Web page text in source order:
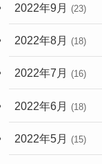
2022年9月 (23)
2022年8月 (18)
2022年7月 (16)
2022年6月 (18)
2022年5月 (15)